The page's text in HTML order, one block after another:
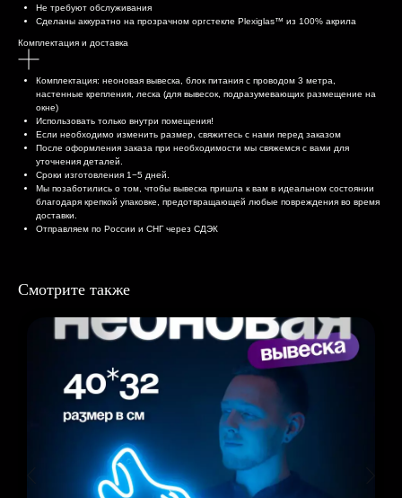
Не требуют обслуживания
Сделаны аккуратно на прозрачном оргстекле Plexiglas™ из 100% акрила
Комплектация и доставка
Комплектация: неоновая вывеска, блок питания с проводом 3 метра,
настенные крепления, леска (для вывесок, подразумевающих размещение на
окне)
Использовать только внутри помещения!
Если необходимо изменить размер, свяжитесь с нами перед заказом
После оформления заказа при необходимости мы свяжемся с вами для
уточнения деталей.
Сроки изготовления 1−5 дней.
Мы позаботились о том, чтобы вывеска пришла к вам в идеальном состоянии
благодаря крепкой упаковке, предотвращающей любые повреждения во время
доставки.
Отправляем по России и СНГ через СДЭК
Смотрите также